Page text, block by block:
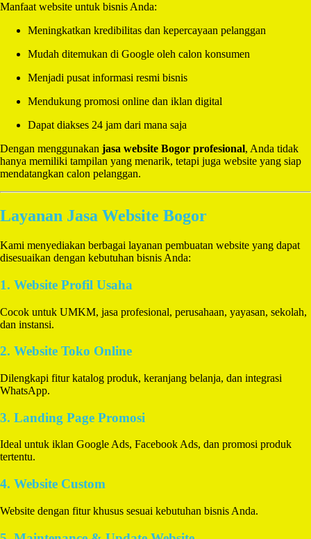
Manfaat website untuk bisnis Anda:
Meningkatkan kredibilitas dan kepercayaan pelanggan
Mudah ditemukan di Google oleh calon konsumen
Menjadi pusat informasi resmi bisnis
Mendukung promosi online dan iklan digital
Dapat diakses 24 jam dari mana saja
Dengan menggunakan jasa website Bogor profesional, Anda tidak
hanya memiliki tampilan yang menarik, tetapi juga website yang siap
mendatangkan calon pelanggan.
Layanan Jasa Website Bogor
Kami menyediakan berbagai layanan pembuatan website yang dapat
disesuaikan dengan kebutuhan bisnis Anda:
1. Website Profil Usaha
Cocok untuk UMKM, jasa profesional, perusahaan, yayasan, sekolah,
dan instansi.
2. Website Toko Online
Dilengkapi fitur katalog produk, keranjang belanja, dan integrasi
WhatsApp.
3. Landing Page Promosi
Ideal untuk iklan Google Ads, Facebook Ads, dan promosi produk
tertentu.
4. Website Custom
Website dengan fitur khusus sesuai kebutuhan bisnis Anda.